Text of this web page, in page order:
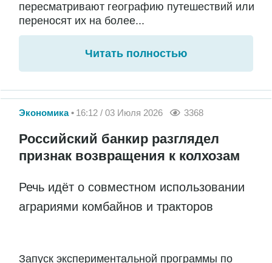
пересматривают географию путешествий или
переносят их на более...
Читать полностью
Экономика 16:12 / 03 Июля 2026 3368
Российский банкир разглядел
признак возвращения к колхозам
Речь идёт о совместном использовании
аграриями комбайнов и тракторов
Запуск экспериментальной программы по